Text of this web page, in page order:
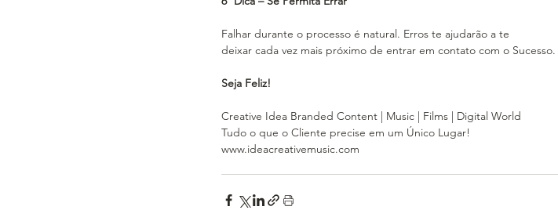
Falhar durante o processo é natural. Erros te ajudarão a te
deixar cada vez mais próximo de entrar em contato com o Sucesso.
Seja Feliz!
Creative Idea Branded Content | Music | Films | Digital World
Tudo o que o Cliente precise em um Único Lugar!
www.ideacreativemusic.com